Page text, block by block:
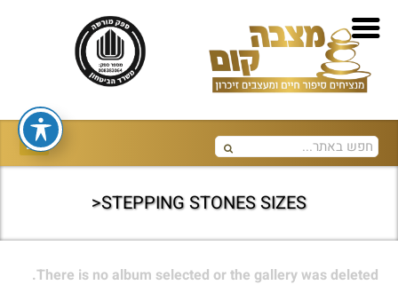
STEPPING STONES SIZES<
There is no album selected or the gallery was deleted.